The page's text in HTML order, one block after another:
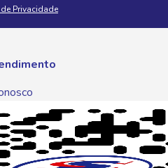
Privacidade